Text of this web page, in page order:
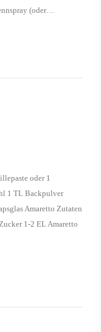
(oder…
oder 1
1 TL Backpulver
Amaretto Zutaten
1-2 EL Amaretto